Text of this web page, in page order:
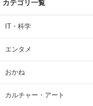
カテゴリ一覧
IT・科学
エンタメ
おかね
カルチャー・アート